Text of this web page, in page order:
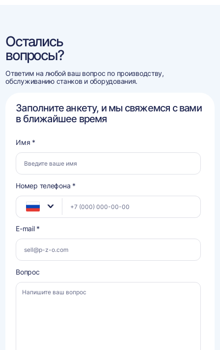
Остались
вопросы?
Ответим на любой ваш вопрос по производству,
обслуживанию станков и оборудования.
Заполните анкету, и мы свяжемся с вами
в ближайшее время
Имя *
Номер телефона *
E-mail *
Вопрос